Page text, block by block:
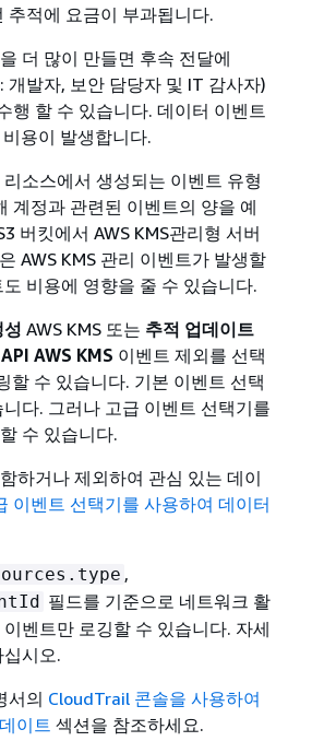
추적에 요금이 부과됩니다.
더 많이 만들면 후속 전달에
발자, 보안 담당자 및 IT 감사자)
행 할 수 있습니다. 데이터 이벤트
용이 발생합니다.
소스에서 생성되는 이벤트 유형
계정과 관련된 이벤트의 양을 예
버킷에서 AWS KMS관리형 서버
AWS KMS 관리 이벤트가 발생할
비용에 영향을 줄 수 있습니다.
성 AWS KMS 또는 추적 업데이트
AWS KMS 이벤트 제외를 선택
할 수 있습니다. 기본 이벤트 선택
다. 그러나 고급 이벤트 선택기를
수 있습니다.
하거나 제외하여 관심 있는 데이
이벤트 선택기를 사용하여 데이터
,
필드를 기준으로 네트워크 활
벤트만 로깅할 수 있습니다. 자세
시오.
서의 CloudTrail 콘솔을 사용하여
이트 섹션을 참조하세요.